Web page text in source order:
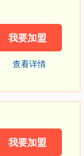
我要加盟
查看详情
我要加盟